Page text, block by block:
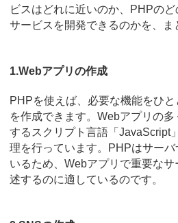
ビスはどれに近いのか、PHPの
サービスを開発できるのかを、ま
1.Webアプリの作成
PHPを使えば、必要な機能をひ
を作成できます。Webアプリの
するスクリプト言語「JavaScript
理を行っています。PHPはサー
いるため、Webアプリで重要な
述するのに適しているのです。